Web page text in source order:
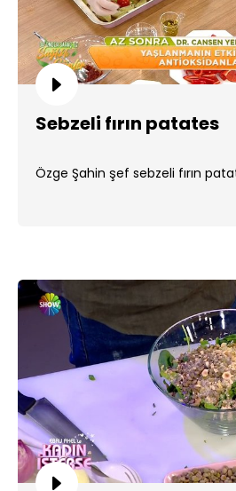
Sebzeli fırın patates
Özge Şahin şef sebzeli fırın